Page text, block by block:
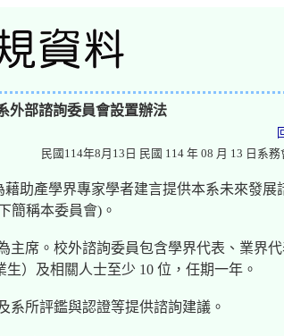
外部諮詢委員會設置辦法
民國114年8月13日 民國 114 年 08 月 13 日系務
助產學界專家學者建言提供本系未來發展
簡稱本委員會)。
主席。校外諮詢委員包含學界代表、業界
）及相關人士至少 10 位，任期一年。
系所評鑑與認證等提供諮詢建議。